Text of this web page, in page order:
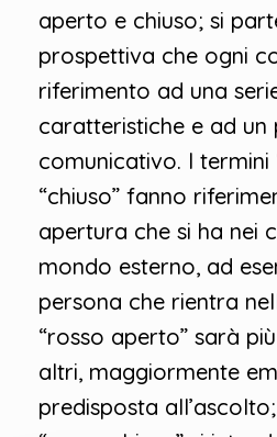
aperto e chiuso; si
prospettiva che ogni
riferimento ad una
caratteristiche e ad
comunicativo. I termini
“chiuso” fanno
apertura che si ha nei
mondo esterno, ad
persona che rientra
“rosso aperto” sarà
altri, maggiormente
predisposta